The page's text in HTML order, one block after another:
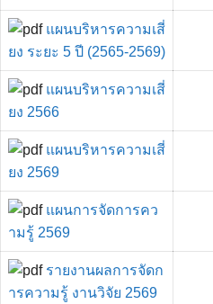
แผนบริหารความเสี่
ยง ระยะ 5 ปี (2565-2569)
แผนบริหารความเสี่
ยง 2566
แผนบริหารความเสี่
ยง 2569
แผนการจัดการคว
ามรู้ 2569
รายงานผลการจัดก
ารความรู้ งานวิจัย 2569